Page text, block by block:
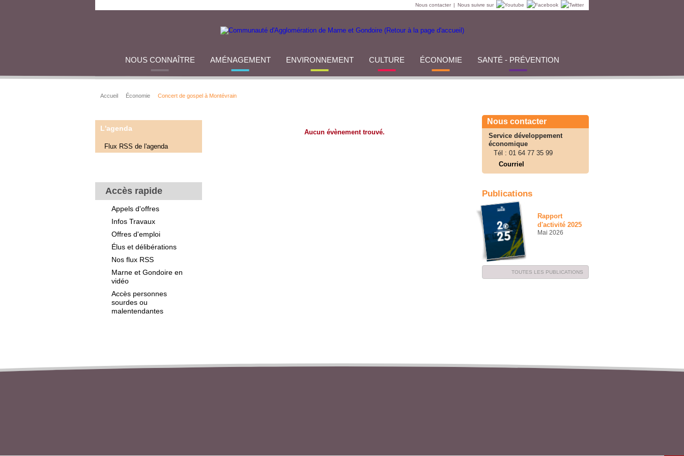
Nous contacter | Nous suivre sur
NOUS CONNAÎTRE AMÉNAGEMENT ENVIRONNEMENT CULTURE ÉCONOMIE SANTÉ - PRÉVENTION
Accueil Économie Concert de gospel à Montévrain
L'agenda
Flux RSS de l'agenda
Accès rapide
Appels d'offres
Infos Travaux
Offres d'emploi
Élus et délibérations
Nos flux RSS
Marne et Gondoire en
vidéo
Accès personnes
sourdes ou
malentendantes
Aucun évènement trouvé.
Nous contacter
Service développement
économique
Tél : 01 64 77 35 99
Courriel
Publications
Rapport
d'activité 2025
Mai 2026
TOUTES LES PUBLICATIONS